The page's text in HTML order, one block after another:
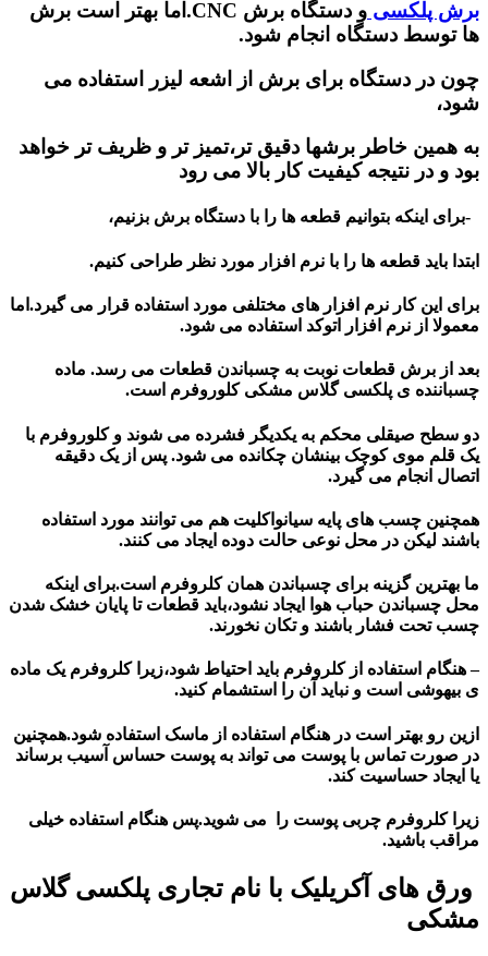
برش پلکسی
و دستگاه برش CNC.اما بهتر است برش
ها توسط دستگاه انجام شود.
چون در دستگاه برای برش از اشعه لیزر استفاده می
شود،
به همین خاطر برشها دقیق تر،تمیز تر و ظریف تر خواهد
بود و در نتیجه کیفیت کار بالا می رود
-برای اینکه بتوانیم قطعه ها را با دستگاه برش بزنیم،
ابتدا باید قطعه ها را با نرم افزار مورد نظر طراحی کنیم.
برای این کار نرم افزار های مختلفی مورد استفاده قرار می گیرد.اما
معمولا از نرم افزار اتوکد استفاده می شود.
بعد از برش قطعات نوبت به چسباندن قطعات می رسد. ماده
چسباننده ی پلکسی گلاس مشکی کلوروفرم است.
دو سطح صیقلی محکم به یکدیگر فشرده می شوند و کلوروفرم با
یک قلم موی کوچک بینشان چکانده می شود. پس از یک دقیقه
اتصال انجام می گیرد.
همچنین چسب های پایه سیانواکلیت هم می توانند مورد استفاده
باشند لیکن در محل نوعی حالت دوده ایجاد می کنند.
ما بهترین گزینه برای چسباندن همان کلروفرم است.برای اینکه
محل چسباندن حباب هوا ایجاد نشود،باید قطعات تا پایان خشک شدن
چسب تحت فشار باشند و تکان نخورند.
– هنگام استفاده از کلروفرم باید احتیاط شود،زیرا کلروفرم یک ماده
ی بیهوشی است و نباید آن را استشمام کنید.
ازین رو بهتر است در هنگام استفاده از ماسک استفاده شود.همچنین
در صورت تماس با پوست می تواند به پوست حساس آسیب برساند
یا ایجاد حساسیت کند.
زیرا کلروفرم چربی پوست را می شوید.پس هنگام استفاده خیلی
مراقب باشید.
ورق های آکریلیک با نام تجاری پلکسی گلاس
مشکی